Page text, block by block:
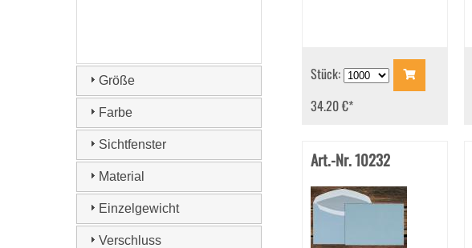
Größe
Farbe
Sichtfenster
Material
Einzelgewicht
Verschluss
Stück:
34.20 €*
Art.-Nr. 10232